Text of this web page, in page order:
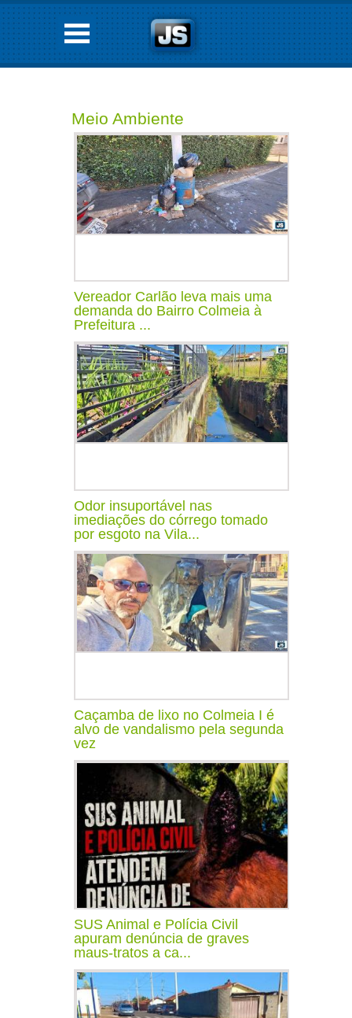
Meio Ambiente
Vereador Carlão leva mais uma
demanda do Bairro Colmeia à
Prefeitura ...
Odor insuportável nas
imediações do córrego tomado
por esgoto na Vila...
Caçamba de lixo no Colmeia I é
alvo de vandalismo pela segunda
vez
SUS Animal e Polícia Civil
apuram denúncia de graves
maus-tratos a ca...